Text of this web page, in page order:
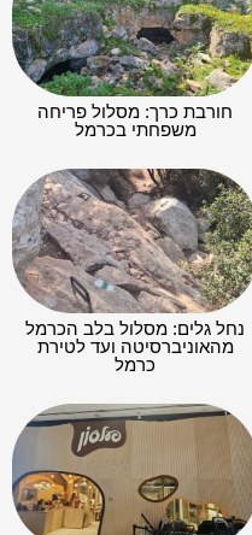
חורבת כרך: מסלול פריחה
משפחתי בכרמל
נחל גלים: מסלול בלב הכרמל
מהאוניברסיטה ועד לטירת
כרמל